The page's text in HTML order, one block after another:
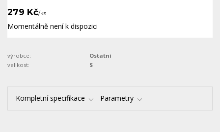
279 Kč/ks
Momentálně není k dispozici
výrobce:
Ostatní
velikost:
S
Kompletní specifikace Parametry